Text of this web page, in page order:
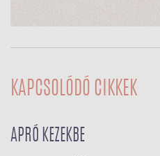
KAPCSOLÓDÓ CIKKEK
APRÓ KEZEKBE